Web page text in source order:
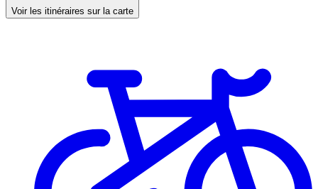
Voir les itinéraires sur la carte